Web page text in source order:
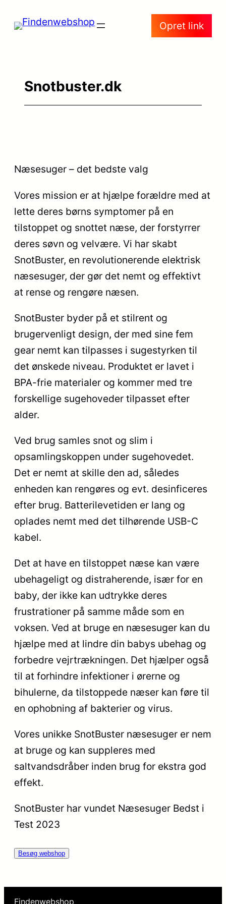
Opret link
Snotbuster.dk
Næsesuger – det bedste valg
Vores mission er at hjælpe forældre med at
lette deres børns symptomer på en
tilstoppet og snottet næse, der forstyrrer
deres søvn og velvære. Vi har skabt
SnotBuster, en revolutionerende elektrisk
næsesuger, der gør det nemt og effektivt
at rense og rengøre næsen.
SnotBuster byder på et stilrent og
brugervenligt design, der med sine fem
gear nemt kan tilpasses i sugestyrken til
det ønskede niveau. Produktet er lavet i
BPA-frie materialer og kommer med tre
forskellige sugehoveder tilpasset efter
alder.
Ved brug samles snot og slim i
opsamlingskoppen under sugehovedet.
Det er nemt at skille den ad, således
enheden kan rengøres og evt. desinficeres
efter brug. Batterilevetiden er lang og
oplades nemt med det tilhørende USB-C
kabel.
Det at have en tilstoppet næse kan være
ubehageligt og distraherende, især for en
baby, der ikke kan udtrykke deres
frustrationer på samme måde som en
voksen. Ved at bruge en næsesuger kan du
hjælpe med at lindre din babys ubehag og
forbedre vejrtrækningen. Det hjælper også
til at forhindre infektioner i ørerne og
bihulerne, da tilstoppede næser kan føre til
en ophobning af bakterier og virus.
Vores unikke SnotBuster næsesuger er nem
at bruge og kan suppleres med
saltvandsdråber inden brug for ekstra god
effekt.
SnotBuster har vundet Næsesuger Bedst i
Test 2023
Besøg webshop
Findenwebshop